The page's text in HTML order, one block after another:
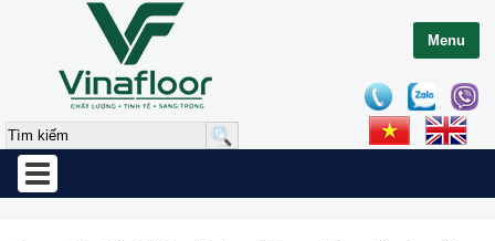
Menu
Toggle
navigation